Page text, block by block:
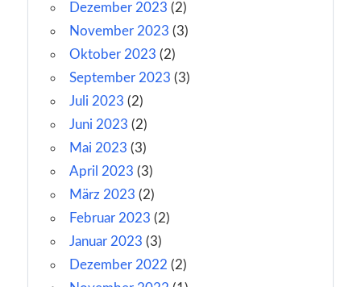
Dezember 2023 (2)
November 2023 (3)
Oktober 2023 (2)
September 2023 (3)
Juli 2023 (2)
Juni 2023 (2)
Mai 2023 (3)
April 2023 (3)
März 2023 (2)
Februar 2023 (2)
Januar 2023 (3)
Dezember 2022 (2)